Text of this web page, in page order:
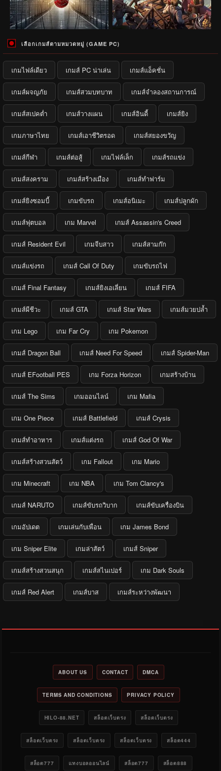
เลือกเกมส์ตามหมวดหมู่ (GAME PC)
เกมไฟล์เดียว เกมส์ PC น่าเล่น เกมส์แอ็คชั่น
เกมส์ผจญภัย เกมส์สวมบทบาท เกมส์จำลองสถานการณ์
เกมส์สเปคต่ำ เกมส์วางแผน เกมส์อินดี้ เกมส์ยิง
เกมภาษาไทย เกมส์เอาชีวิตรอด เกมส์สยองขวัญ
เกมส์กีฬา เกมส์ต่อสู้ เกมไฟล์เล็ก เกมส์รถแข่ง
เกมส์สงคราม เกมส์สร้างเมือง เกมส์ทำฟาร์ม
เกมส์ยิงซอมบี้ เกมขับรถ เกมส์อนิเมะ เกมส์ปลูกผัก
เกมส์ฟุตบอล เกม Marvel เกมส์ Assassin's Creed
เกมส์ Resident Evil เกมจีบสาว เกมส์สามก๊ก
เกมส์แข่งรถ เกมส์ Call Of Duty เกมขับรถไฟ
เกมส์ Final Fantasy เกมส์ยิงเอเลี่ยน เกมส์ FIFA
เกมส์ผีชีวะ เกมส์ GTA เกมส์ Star Wars เกมส์มวยปล้ำ
เกม Lego เกม Far Cry เกม Pokemon
เกมส์ Dragon Ball เกมส์ Need For Speed เกมส์ Spider-Man
เกมส์ EFootball PES เกม Forza Horizon เกมสร้างบ้าน
เกมส์ The Sims เกมออนไลน์ เกม Mafia
เกม One Piece เกมส์ Battlefield เกมส์ Crysis
เกมส์ทำอาหาร เกมส์แต่งรถ เกมส์ God Of War
เกมส์สร้างสวนสัตว์ เกม Fallout เกม Mario
เกม Minecraft เกม NBA เกม Tom Clancy's
เกมส์ NARUTO เกมส์ขับรถวิบาก เกมส์ขับเครื่องบิน
เกมอัปเดต เกมเล่นกับเพื่อน เกม James Bond
เกม Sniper Elite เกมล่าสัตว์ เกมส์ Sniper
เกมส์สร้างสวนสนุก เกมส์สไนเปอร์ เกม Dark Souls
เกมส์ Red Alert เกมส์บาส เกมส์ระหว่างพัฒนา
ABOUT US CONTACT DMCA
TERMS AND CONDITIONS PRIVACY POLICY
HILO-88.NET สล็อตเว็บตรง สล็อตเว็บตรง
สล็อตเว็บตรง สล็อตเว็บตรง สล็อตเว็บตรง สล็อต444
สล็อต777 แทงบอลออนไลน์ สล็อต777 สล็อต888